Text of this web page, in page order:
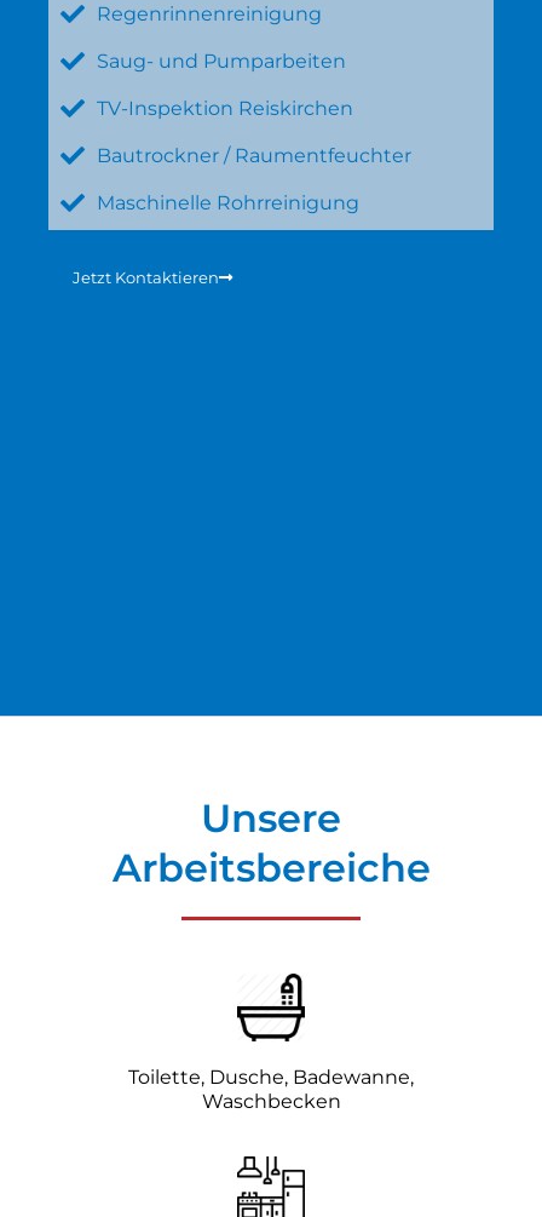
Regenrinnenreinigung
Saug- und Pumparbeiten
TV-Inspektion Reiskirchen
Bautrockner / Raumentfeuchter
Maschinelle Rohrreinigung
Jetzt Kontaktieren
Unsere
Arbeitsbereiche
Toilette, Dusche, Badewanne,
Waschbecken